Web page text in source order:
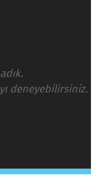
deneyebilirsiniz.